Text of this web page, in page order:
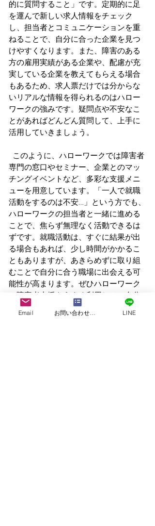
的に質問すること」です。定期的に足
を運んで新しい求人情報をチェック
し、担当者とコミュニケーションを重
ねることで、自分に合った企業を見つ
けやすくなります。また、障害のある
方の雇用実績がある企業や、配慮が充
実している企業を教えてもらえる場合
もあるため、求人票だけでは分からな
いリアルな情報を得られるのはハロー
ワークの強みです。疑問点や不安なこ
とがあればどんどん質問して、上手に
活用していきましょう。
専門の窓口やセミナー、企業とのマッ
チングイベントなど、多彩な支援メニ
ューを用意しています。「一人で就職
活動をするのは不安…」という方でも、
ハローワークの担当者と一緒に進める
ことで、焦らず無理なく活動できるは
ずです。就職活動は、すぐに結果が出
る場合もあれば、少し時間がかかるこ
ともありますが、あきらめずに取り組
むことで自分に合う職場に出会える可
能性が高まります。ぜひハローワーク
の障害者支援をうまく利用して、自分
らしく働ける環境を探してみてくださ
い。きっと新たな一歩を踏み出す大き
Email お問い合わせフォーム LINE